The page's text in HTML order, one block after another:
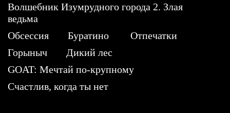
Волшебник Изумрудного города 2. Злая
ведьма
Обсессия
Буратино
Отпечатки
Горыныч
Дикий лес
GOAT: Мечтай по-крупному
Счастлив, когда ты нет